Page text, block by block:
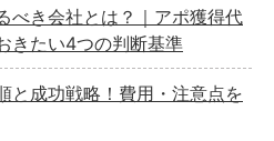
べき会社とは？｜アポ獲得代
きたい4つの判断基準
と成功戦略！費用・注意点を